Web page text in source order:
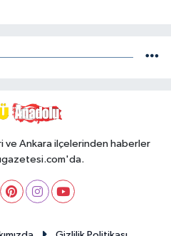
ve Ankara ilçelerinden haberler